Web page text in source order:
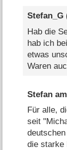
Stefan_G
Hab die
hab ich
etwas
Waren
Stefanam
Für alle,
seit
die starke